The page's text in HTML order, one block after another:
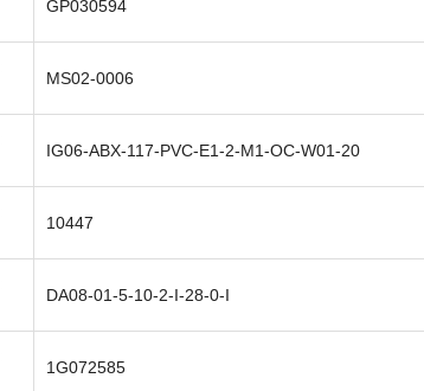
GP030594
MS02-0006
IG06-ABX-117-PVC-E1-2-M1-OC-W01-20
10447
DA08-01-5-10-2-I-28-0-I
1G072585